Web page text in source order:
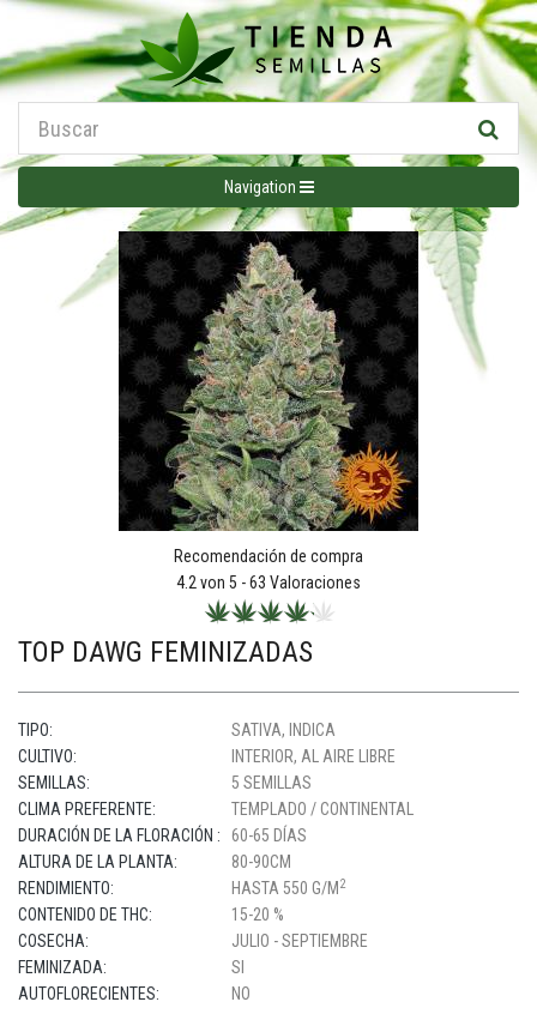
Navigation
Recomendación de compra
4.2 von 5 -63 Valoraciones
TOP DAWG FEMINIZADAS
TIPO:
SATIVA, INDICA
CULTIVO:
INTERIOR, AL AIRE LIBRE
SEMILLAS:
5 SEMILLAS
CLIMA PREFERENTE:
TEMPLADO / CONTINENTAL
DURACIÓN DE LA FLORACIÓN :
60-65 DÍAS
ALTURA DE LA PLANTA:
80-90CM
RENDIMIENTO:
HASTA 550 G/M 2
CONTENIDO DE THC:
15-20 %
COSECHA:
JULIO - SEPTIEMBRE
FEMINIZADA:
SI
AUTOFLORECIENTES:
NO